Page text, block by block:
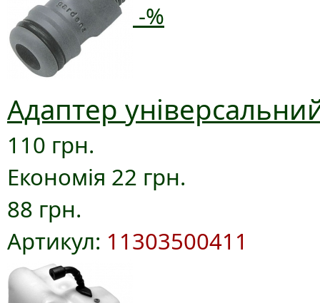
-%
Адаптер
110 грн.
Економія 22 грн.
88 грн.
Артикул: 11303500411